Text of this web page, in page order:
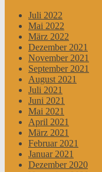
Juli 2022
Mai 2022
März 2022
Dezember 2021
November 2021
September 2021
August 2021
Juli 2021
Juni 2021
Mai 2021
April 2021
März 2021
Februar 2021
Januar 2021
Dezember 2020